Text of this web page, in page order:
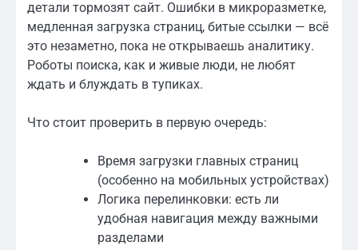
детали тормозят сайт. Ошибки в микроразметке,
медленная загрузка страниц, битые ссылки — всё
это незаметно, пока не открываешь аналитику.
Роботы поиска, как и живые люди, не любят
ждать и блуждать в тупиках.
Что стоит проверить в первую очередь:
Время загрузки главных страниц
(особенно на мобильных устройствах)
Логика перелинковки: есть ли
удобная навигация между важными
разделами